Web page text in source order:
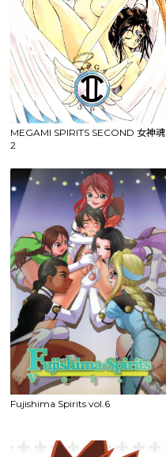
MEGAMI SPIRITS SECOND 女神魂
2
Fujishima Spirits vol.6